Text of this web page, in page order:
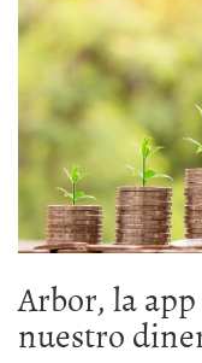
Arbor, la
nuestro